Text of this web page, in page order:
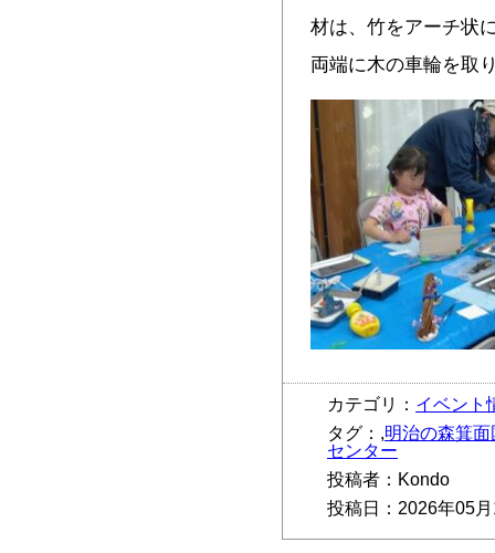
材は、竹をアーチ状
両端に木の車輪を取
カテゴリ： イベント
タグ：,明治の森箕
センター
投稿者：Kondo
投稿日：2026年05